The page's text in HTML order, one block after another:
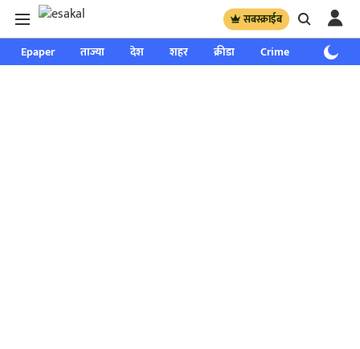
सबस्क्राईब
Epaper ताज्या देश शहर क्रीडा Crime साप्ताहिक